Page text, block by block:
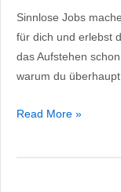
Sinnlose Jobs
für dich und erlebst
das Aufstehen
warum du
Beende
Read More »